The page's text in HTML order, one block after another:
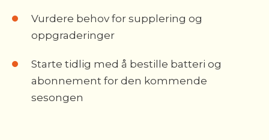
Vurdere behov for supplering og
oppgraderinger
Starte tidlig med å bestille batteri og
abonnement for den kommende
sesongen